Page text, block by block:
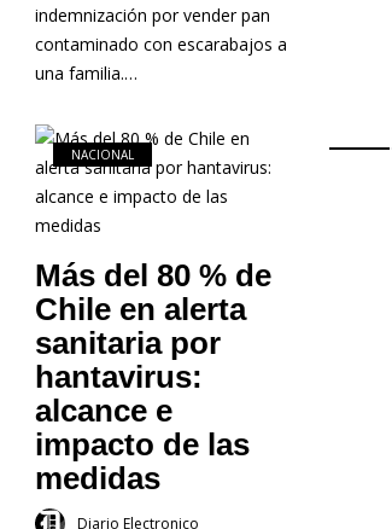
indemnización por vender pan
contaminado con escarabajos a
una familia.…
NACIONAL
Más del 80 % de
Chile en alerta
sanitaria por
hantavirus:
alcance e
impacto de las
medidas
Diario Electronico